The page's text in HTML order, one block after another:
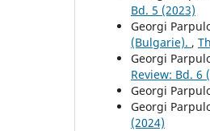
Bd. 5 (2023)
Georgi
(Bulgarie). ,
Georgi
Review: Bd. 6
Georgi
Georgi
(2024)